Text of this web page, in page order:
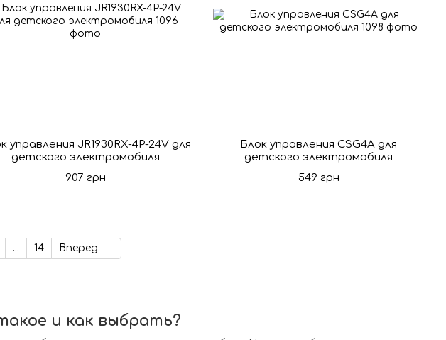
и как выбрать?
управления JR1930RX-4P-24V для
детского электромобиля
907 грн
Блок управления CSG4A для
детского электромобиля
549 грн
... 14 Вперед